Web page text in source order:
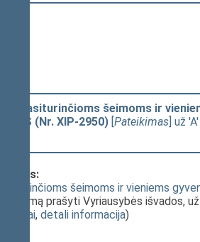
nepasiturinčioms šeimoms ir
(Nr. XIP-2950) [Pateikimas] už
šeimoms ir vieniems
siūlymą prašyti Vyriausybės išvados,
, detali informacija)